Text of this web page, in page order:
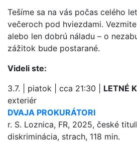
Tešíme sa na vás počas celého
večeroch pod hviezdami.
alebo len dobrú náladu – o
zážitok bude postarané.
Videli ste:
3.7. | piatok | cca 21:30 | LETNÉ
exteriér
DVAJA PROKURÁTORI
r. S. Loznica, FR, 2025, české
diskriminácia, strach, 118 min.